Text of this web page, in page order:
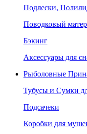
Подлески,
Поводковый
Бэкинг
Аксессуары для
Рыболовные
Тубусы и Сумки
Подсачеки
Коробки для